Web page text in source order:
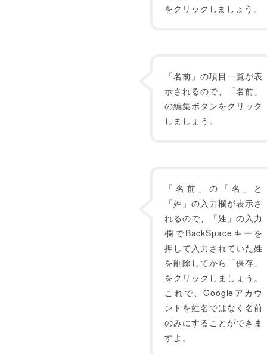
をクリックしましょう。
「名前」の項目一覧が表
示されるので、「名前」
の編集ボタンをクリック
しましょう。
「名前」の「名」と
「姓」の入力欄が表示さ
れるので、「姓」の入力
欄でBackSpaceキーを
押して入力されていた姓
を削除してから「保存」
をクリックしましょう。
これで、Googleアカウ
ントを姓名ではなく名前
のみにすることができま
すよ。